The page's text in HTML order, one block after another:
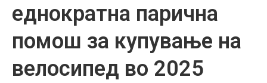
еднократна парична
помош за купување на
велосипед во 2025